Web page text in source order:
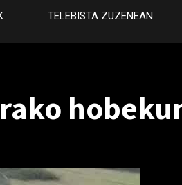
TELEBISTA ZUZENEAN